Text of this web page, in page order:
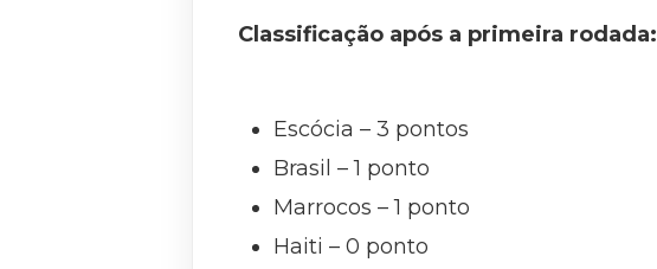
Classificação após a primeira rodada:
Escócia – 3 pontos
Brasil – 1 ponto
Marrocos – 1 ponto
Haiti – 0 ponto